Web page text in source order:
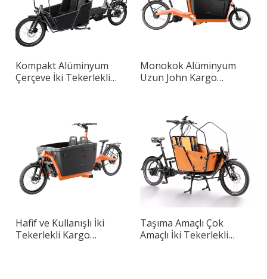
Kompakt Alüminyum
Çerçeve İki Tekerlekli
Monokok Alüminyum
Uzun John Kargo
Hafif ve Kullanışlı İki
Tekerlekli Kargo
Taşıma Amaçlı Çok
Amaçlı İki Tekerlekli